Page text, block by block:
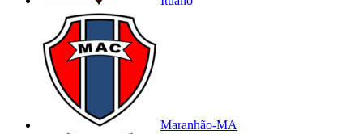
Maranhão-MA